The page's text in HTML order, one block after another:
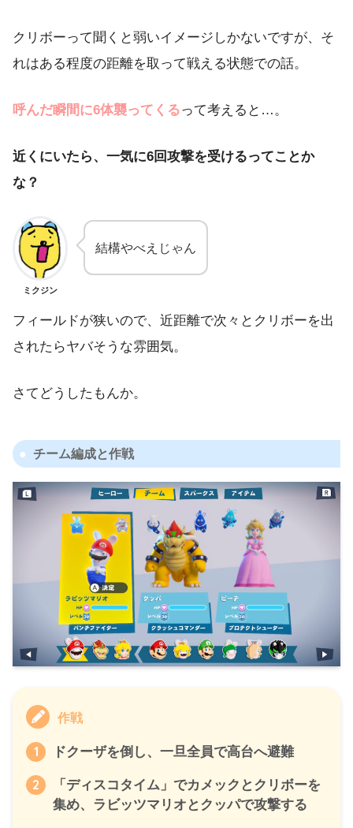
クリボーって聞くと弱いイメージしかないですが、そ
れはある程度の距離を取って戦える状態での話。
呼んだ瞬間に6体襲ってくるって考えると…。
近くにいたら、一気に6回攻撃を受けるってことか
な？
ミクジン
結構やべえじゃん
フィールドが狭いので、近距離で次々とクリボーを出
されたらヤバそうな雰囲気。
さてどうしたもんか。
チーム編成と作戦
作戦
ドクーザを倒し、一旦全員で高台へ避難
「ディスコタイム」でカメックとクリボーを
集め、ラビッツマリオとクッパで攻撃する